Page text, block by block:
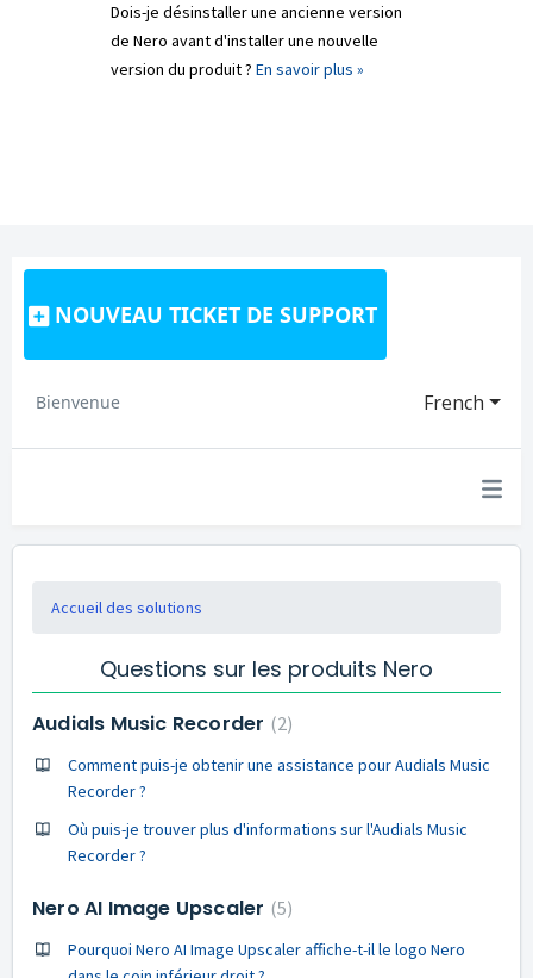
Dois-je désinstaller une ancienne version
de Nero avant d'installer une nouvelle
version du produit ? En savoir plus »
NOUVEAU TICKET DE SUPPORT
French
Bienvenue
Accueil des solutions
Questions sur les produits Nero
Audials Music Recorder 2
Comment puis-je obtenir une assistance pour Audials Music
Recorder ?
Où puis-je trouver plus d'informations sur l'Audials Music
Recorder ?
Nero AI Image Upscaler 5
Pourquoi Nero AI Image Upscaler affiche-t-il le logo Nero